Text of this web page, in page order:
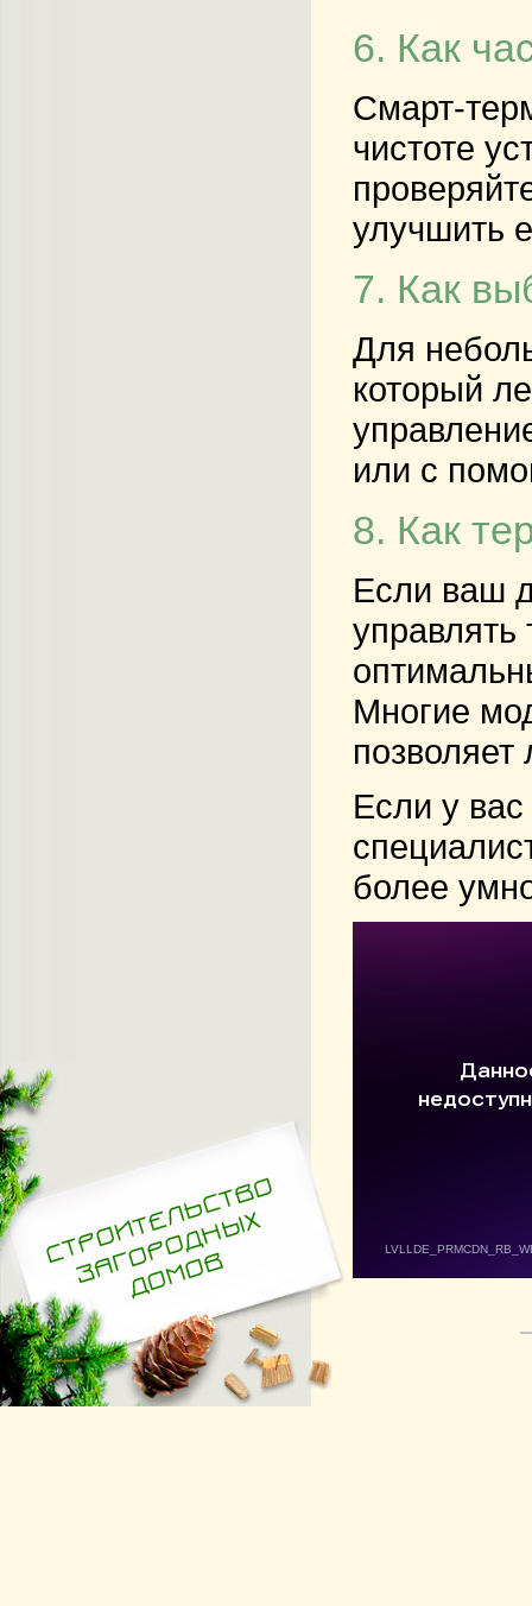
6. Как
Смарт-
чистоте
улучшить
7. Как
Для
который
или с
8. Как
Если ваш
управлять
Многие
позволяет
Если у
более